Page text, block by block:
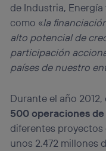
de Industria,
como «la
alto potencial de
participación
países de nuestro
Durante el año 2012,
500 operaciones
diferentes
unos 2.472 millones